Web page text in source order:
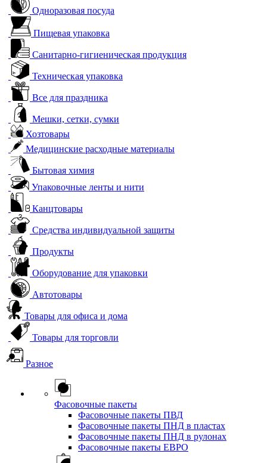
Одноразовая посуда
Пищевая упаковка
Санитарно-гигиеническая продукция
Техническая упаковка
Все для праздника
Мешки, сетки, сумки
Хозтовары
Медицинские расходные материалы
Бытовая химия
Упаковочные ленты и нити
Канцтовары
Средства индивидуальной защиты
Продукты
Оборудование для упаковки
Автотовары
Товары для офиса и дома
Товары для торговли
Разное
Фасовочные пакеты
Фасовочные пакеты ПВД
Фасовочные пакеты ПНД в пластах
Фасовочные пакеты ПНД в рулонах
Фасовочные пакеты ЕВРО